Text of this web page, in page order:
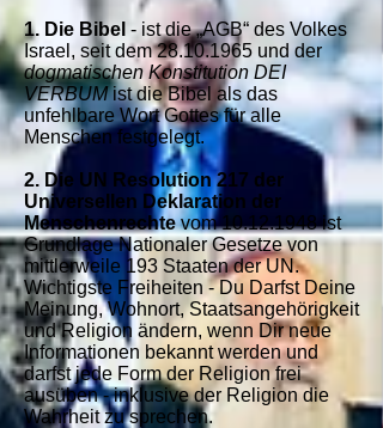
1. Die Bibel - ist die „AGB“ des Volkes
Israel, seit dem28.10.1965 und der
dogmatischen Konstitution DEI
VERBUMist die Bibel als das
unfehlbare Wort Gottes für alle
Menschen festgelegt.
2. Die UN Resolution 217 der
Universellen Deklaration der
Menschenrechtevom10.12.1948ist
Grundlage Nationaler Gesetze von
mittlerweile 193 Staaten der UN.
Wichtigste Freiheiten - Du Darfst Deine
Meinung, Wohnort, Staatsangehörigkeit
und Religion ändern, wenn Dir neue
Informationen bekannt werden und
darfst jede Form der Religion frei
ausüben - inklusive der Religion die
Wahrheit zu sprechen.